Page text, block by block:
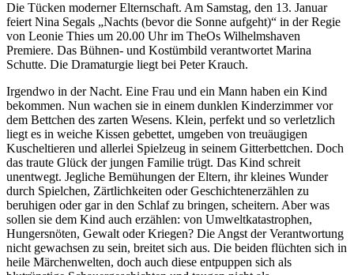
Die Tücken moderner Elternschaft. Am Samstag, den 13. Januar
feiert Nina Segals „Nachts (bevor die Sonne aufgeht)“ in der Regie
von Leonie Thies um 20.00 Uhr im TheOs Wilhelmshaven
Premiere. Das Bühnen- und Kostümbild verantwortet Marina
Schutte. Die Dramaturgie liegt bei Peter Krauch.
Irgendwo in der Nacht. Eine Frau und ein Mann haben ein Kind
bekommen. Nun wachen sie in einem dunklen Kinderzimmer vor
dem Bettchen des zarten Wesens. Klein, perfekt und so verletzlich
liegt es in weiche Kissen gebettet, umgeben von treuäugigen
Kuscheltieren und allerlei Spielzeug in seinem Gitterbettchen. Doch
das traute Glück der jungen Familie trügt. Das Kind schreit
unentwegt. Jegliche Bemühungen der Eltern, ihr kleines Wunder
durch Spielchen, Zärtlichkeiten oder Geschichtenerzählen zu
beruhigen oder gar in den Schlaf zu bringen, scheitern. Aber was
sollen sie dem Kind auch erzählen: von Umweltkatastrophen,
Hungersnöten, Gewalt oder Kriegen? Die Angst der Verantwortung
nicht gewachsen zu sein, breitet sich aus. Die beiden flüchten sich in
heile Märchenwelten, doch auch diese entpuppen sich als